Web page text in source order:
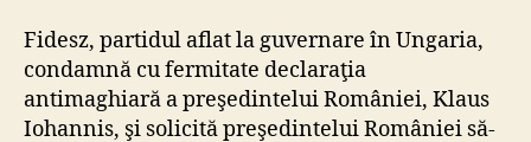
Fidesz, partidul aflat la guvernare în Ungaria,
condamnă cu fermitate declaraţia
antimaghiară a preşedintelui României, Klaus
Iohannis, şi solicită preşedintelui României să-